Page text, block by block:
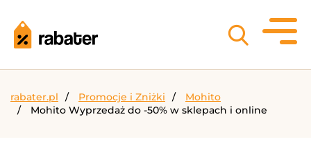
rabater.pl Promocje i Zniżki
Mohito
Mohito Wyprzedaż do -50% w sklepach i online